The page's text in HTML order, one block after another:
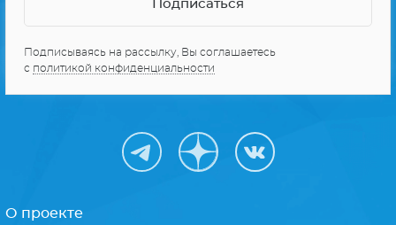
Подписываясь на рассылку, Вы соглашаетесь
с политикой конфиденциальности
О проекте